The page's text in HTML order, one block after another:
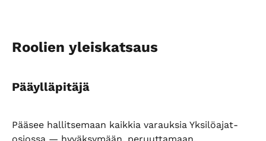
Roolien yleiskatsaus
Pääylläpitäjä
Pääsee hallitsemaan kaikkia varauksia Yksilöajat-
osiossa — hyväksymään, peruuttamaan,